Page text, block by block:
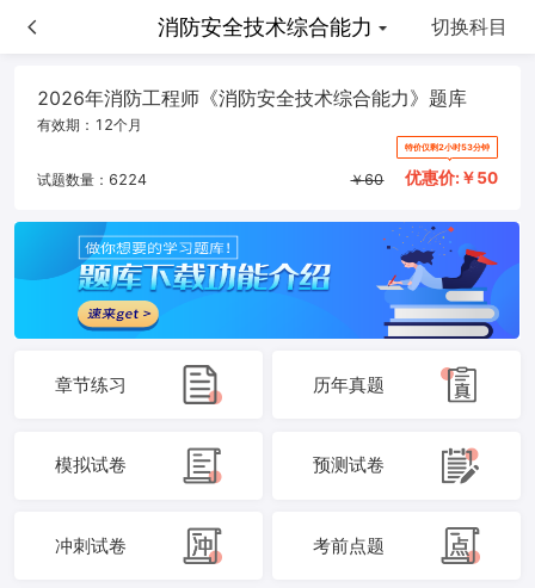
消防安全技术综合能力 切换科目
消防安全技术综合能力
2026年消防工程师《消防安全技术综合能力》题库
有效期： 12个月
试题数量： 6224 ￥60
特价仅剩2小时53分钟
优惠价:￥50
章节练习 历年真题
模拟试卷 预测试卷
冲刺试卷 考前点题